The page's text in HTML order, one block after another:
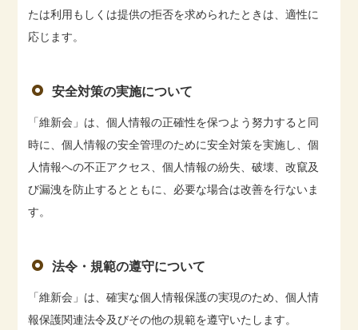
たは利用もしくは提供の拒否を求められたときは、適性に
応じます。
安全対策の実施について
「維新会」は、個人情報の正確性を保つよう努力すると同
時に、個人情報の安全管理のために安全対策を実施し、個
人情報への不正アクセス、個人情報の紛失、破壊、改竄及
び漏洩を防止するとともに、必要な場合は改善を行ないま
す。
法令・規範の遵守について
「維新会」は、確実な個人情報保護の実現のため、個人情
報保護関連法令及びその他の規範を遵守いたします。